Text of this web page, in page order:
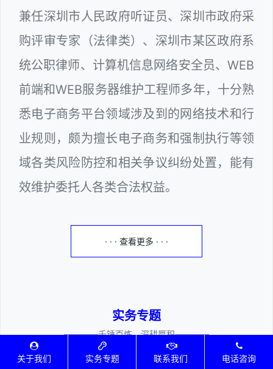
兼任深圳市人民政府听证员、深圳市政府采
购评审专家（法律类）、深圳市某区政府系
统公职律师、计算机信息网络安全员、WEB
前端和WEB服务器维护工程师多年，十分熟
悉电子商务平台领域涉及到的网络技术和行
业规则，颇为擅长电子商务和强制执行等领
域各类风险防控和相关争议纠纷处置，能有
效维护委托人各类合法权益。
· · · 查看更多 · · ·
实务专题
————千锤百炼、深耕厚积————
关于我们 实务专题 联系我们 电话咨询